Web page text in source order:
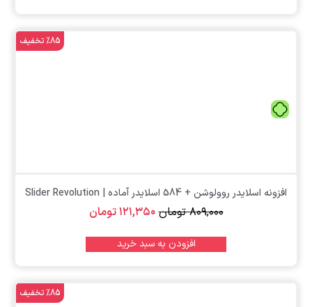
%85 تخفیف
افزونه اسلایدر روولوشن + 584 اسلایدر آماده | Slider Revolution
۸۰۹,۰۰۰ تومان۱۲۱,۳۵۰تومان
افزودن به سبد خرید
%85 تخفیف